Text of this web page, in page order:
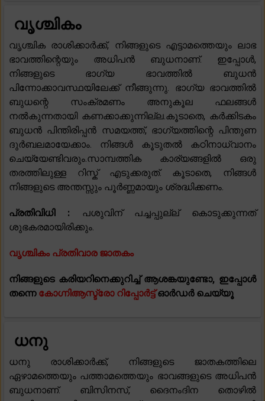
വൃശ്ചികം
വൃശ്ചിക രാശിക്കാർക്ക്, നിങ്ങളുടെ എട്ടാമത്തെയും ലാഭ
ഭാവത്തിന്റെയും അധിപൻ ബുധനാണ്. ഇപ്പോൾ,
നിങ്ങളുടെ ഭാഗ്യ ഭാവത്തിൽ ബുധൻ
പിന്നോക്കാവസ്ഥയിലേക്ക് നീങ്ങുന്നു. ഭാഗ്യ ഭാവത്തിൽ
ബുധന്റെ സംക്രമണം അനുകൂല ഫലങ്ങൾ
നൽകുന്നതായി കണക്കാക്കുന്നില്ല.കൂടാതെ, കർക്കിടകം
ബുധൻ പിന്തിരിപ്പൻ സമയത്ത്, ഭാഗ്യത്തിന്റെ പിന്തുണ
ദുർബലമായേക്കാം. നിങ്ങൾ കൂടുതൽ കഠിനാധ്വാനം
ചെയ്യേണ്ടിവരും.സാമ്പത്തിക കാര്യങ്ങളിൽ ഒരു
തരത്തിലുള്ള റിസ്ക് എടുക്കരുത്. കൂടാതെ, നിങ്ങൾ
നിങ്ങളുടെ അന്തസ്സും പൂർണ്ണമായും ശ്രദ്ധിക്കണം.
പ്രതിവിധി : പശുവിന് പച്ചപ്പുല്ല് കൊടുക്കുന്നത്
ശുഭകരമായിരിക്കും.
വൃശ്ചികം പ്രതിവാര ജാതകം
നിങ്ങളുടെ കരിയറിനെക്കുറിച്ച് ആശങ്കയുണ്ടോ, ഇപ്പോൾ
തന്നെ കോഗ്നിആസ്ട്രോ റിപ്പോർട്ട്ഓർഡർ ചെയ്യൂ
ധനു
ധനു രാശിക്കാർക്ക്, നിങ്ങളുടെ ജാതകത്തിലെ
ഏഴാമത്തെയും പത്താമത്തെയും ഭാവങ്ങളുടെ അധിപൻ
ബുധനാണ്. ബിസിനസ്, ദൈനംദിന തൊഴിൽ